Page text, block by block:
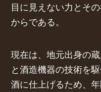
目に見えない力とそ
からである。
現在は、地元出身の
と酒造機器の技術を
酒に仕上げるため、